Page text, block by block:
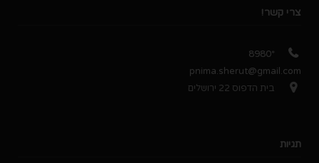
צרי קשר!
*8980
pnima.sherut@gmail.com
בית הדפוס 22 ירושלים
תגיות